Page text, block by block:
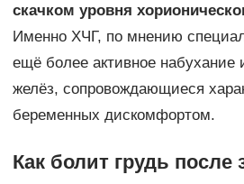
скачком уровня
Именно ХЧГ, по мнению
ещё более активное набухание
желёз, сопровождающиеся
беременных дискомфортом.
Как болит грудь после